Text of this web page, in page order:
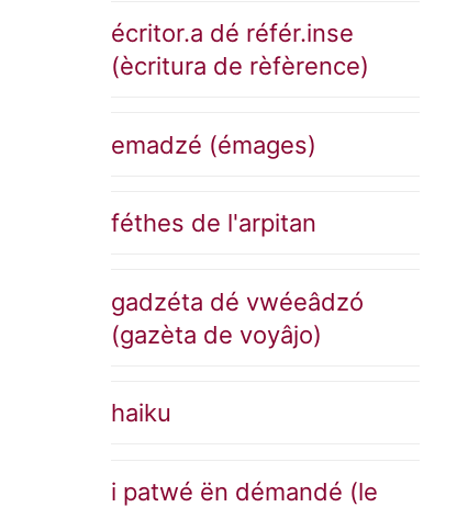
écritor.a dé référ.inse
(ècritura de rèfèrence)
emadzé (émages)
féthes de l'arpitan
gadzéta dé vwéeâdzó
(gazèta de voyâjo)
haiku
i patwé ën démandé (le